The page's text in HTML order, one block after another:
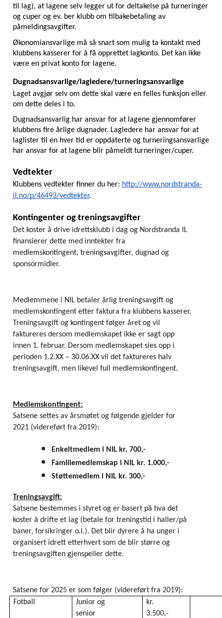
til lag), at lagene selv legger ut for deltakelse på turneringer
og cuper og ev. ber klubb om tilbakebetaling av
påmeldingsavgifter.
Økonomiansvarlige må så snart som mulig ta kontakt med
klubbens kasserer for å få opprettet lagkonto. Det kan ikke
være en privat konto for lagene.
Dugnadsansvarlige/lagledere/turneringsansvarlige
Laget avgjør selv om dette skal være en felles funksjon eller
om dette deles i to.
Dugnadsansvarlig har ansvar for at lagene gjennomfører
klubbens fire årlige dugnader. Lagledere har ansvar for at
laglister til en hver tid er oppdaterte og turneringsansvarlige
har ansvar for at lagene blir påmeldt turneringer/cuper.
Vedtekter
Klubbens vedtekter finner du her: http://www.nordstranda-
il.no/p/46493/vedtekter.
Kontingenter og treningsavgifter
Det koster å drive idrettsklubb i dag og Nordstranda IL
finansierer dette med inntekter fra
medlemskontingent, treningsavgifter, dugnad og
sponsormidler.
Medlemmene i NIL betaler årlig treningsavgift og
medlemskontingent etter faktura fra klubbens kasserer.
Treningsavgift og kontingent følger året og vil
faktureres dersom medlemskapet ikke er sagt opp
innen 1. februar. Dersom medlemskapet sies opp i
perioden 1.2.XX – 30.06.XX vil det faktureres halv
treningsavgift, men likevel full medlemskontingent.
Medlemskontingent:
Satsene settes av årsmøtet og følgende gjelder for
2021 (videreført fra 2019):
Enkeltmedlem i NIL kr. 700,-
Familiemedlemskap i NIL kr. 1.000,-
Støttemedlem i NIL kr. 300,-
Treningsavgift:
Satsene bestemmes i styret og er basert på hva det
koster å drifte et lag (betale for treningstid i haller/på
baner, forsikringer o.l.). Det blir dyrere å ha unger i
organisert idrett etterhvert som de blir større og
treningsavgiften gjenspeiler dette.
Satsene for 2025 er som følger (videreført fra 2019):
Fotball
Junior og
senior
kr.
3.500,-